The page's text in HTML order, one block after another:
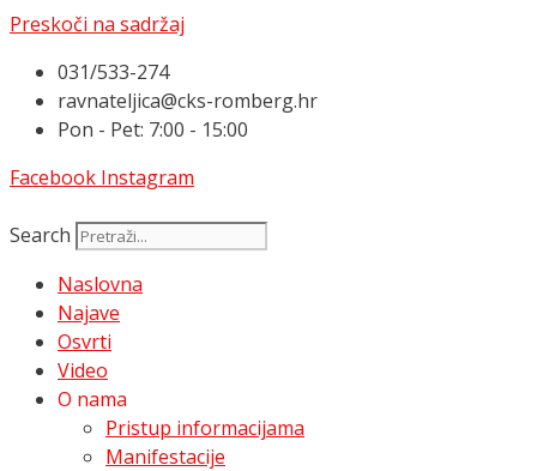
Preskoči na sadržaj
031/533-274
ravnateljica@cks-romberg.hr
Pon - Pet: 7:00 - 15:00
Facebook Instagram
Search
Naslovna
Najave
Osvrti
Video
O nama
Pristup informacijama
Manifestacije